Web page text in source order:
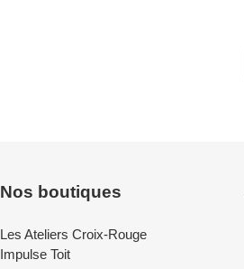
Nos boutiques
Les Ateliers Croix-Rouge
Impulse Toit